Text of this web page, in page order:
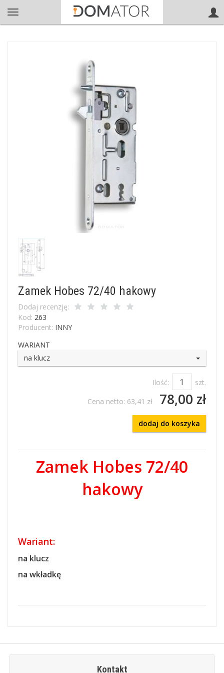
Zamek Hobes 72/40 hakowy
Dodaj recenzję:
Kod: 263
Producent: INNY
WARIANT
na klucz
Ilość:
szt.
Cena netto: 63,41 zł 78,00 zł
dodaj do koszyka
Zamek Hobes 72/40
hakowy
Wariant:
na klucz
na wkładkę
Kontakt